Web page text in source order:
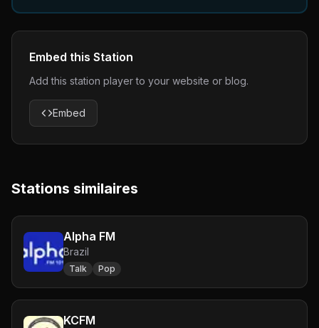
Embed this Station
Add this station player to your website or blog.
Embed
Stations similaires
Alpha FM
Brazil
Talk Pop
KCFM